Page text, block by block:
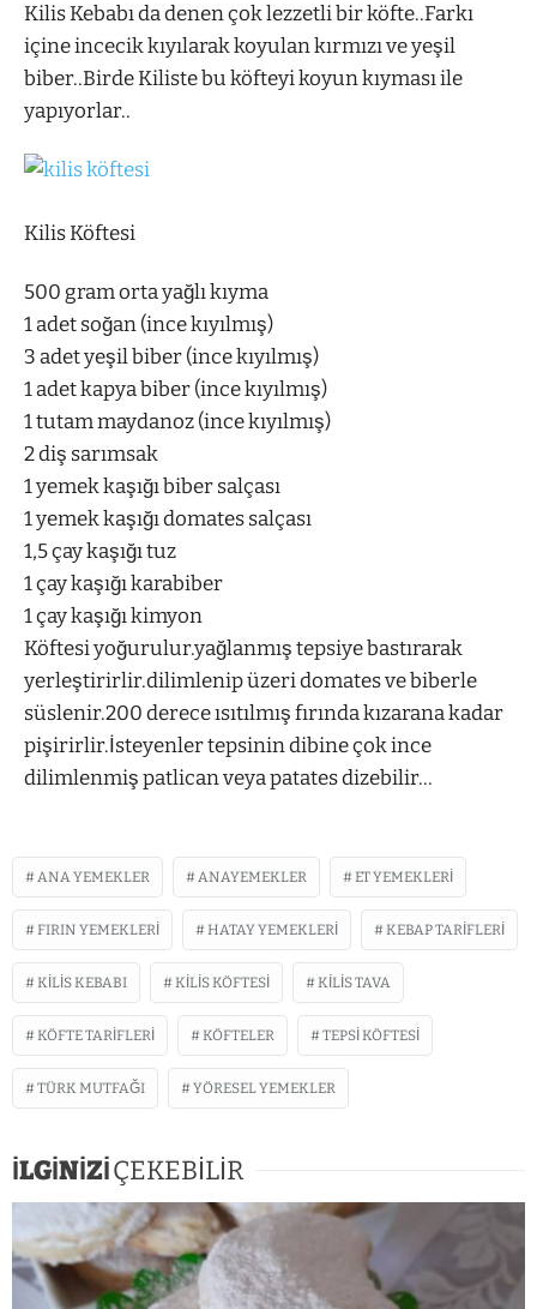
Kilis Kebabı da denen çok lezzetli bir köfte..Farkı
içine incecik kıyılarak koyulan kırmızı ve yeşil
biber..Birde Kiliste bu köfteyi koyun kıyması ile
yapıyorlar..
Kilis Köftesi
500 gram orta yağlı kıyma
1 adet soğan (ince kıyılmış)
3 adet yeşil biber (ince kıyılmış)
1 adet kapya biber (ince kıyılmış)
1 tutam maydanoz (ince kıyılmış)
2 diş sarımsak
1 yemek kaşığı biber salçası
1 yemek kaşığı domates salçası
1,5 çay kaşığı tuz
1 çay kaşığı karabiber
1 çay kaşığı kimyon
Köftesi yoğurulur.yağlanmış tepsiye bastırarak
yerleştirirlir.dilimlenip üzeri domates ve biberle
süslenir.200 derece ısıtılmış fırında kızarana kadar
pişirirlir.İsteyenler tepsinin dibine çok ince
dilimlenmiş patlican veya patates dizebilir…
ANA YEMEKLER ANAYEMEKLER ET YEMEKLERI
FIRIN YEMEKLERI HATAY YEMEKLERI KEBAP TARIFLERI
KILIS KEBABI KILIS KÖFTESI KILIS TAVA
KÖFTE TARIFLERI KÖFTELER TEPSI KÖFTESI
TÜRK MUTFAĞI YÖRESEL YEMEKLER
İLGİNİZİÇEKEBİLİR